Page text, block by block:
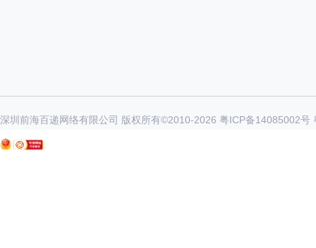
深圳前海百递网络有限公司 版权所有©2010-2026 粤ICP备14085002号